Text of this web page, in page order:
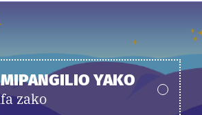
YAKO
zako